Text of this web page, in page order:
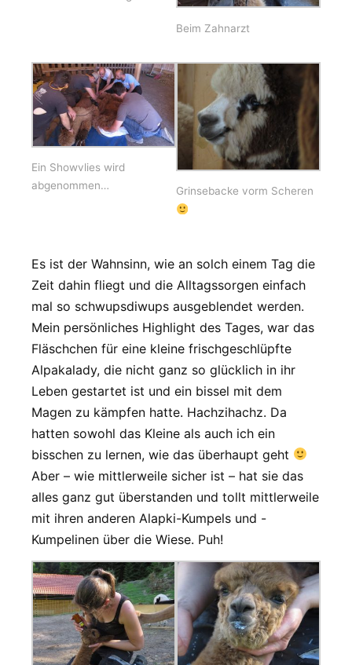
Beim Zahnarzt
Ein Showvlies wird
abgenommen…
Grinsebacke vorm Scheren
Es ist der Wahnsinn, wie an solch einem Tag die
Zeit dahin fliegt und die Alltagssorgen einfach
mal so schwupsdiwups ausgeblendet werden.
Mein persönliches Highlight des Tages, war das
Fläschchen für eine kleine frischgeschlüpfte
Alpakalady, die nicht ganz so glücklich in ihr
Leben gestartet ist und ein bissel mit dem
Magen zu kämpfen hatte. Hachzihachz. Da
hatten sowohl das Kleine als auch ich ein
bisschen zu lernen, wie das überhaupt geht
Aber – wie mittlerweile sicher ist – hat sie das
alles ganz gut überstanden und tollt mittlerweile
mit ihren anderen Alapki-Kumpels und -
Kumpelinen über die Wiese. Puh!